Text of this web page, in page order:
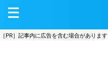
［PR］記事内に広告を含む場合があります